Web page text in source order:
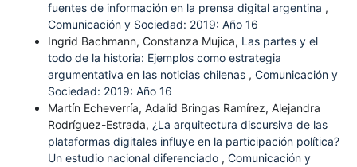
fuentes de información en la prensa digital argentina ,
Comunicación y Sociedad: 2019: Año 16
Ingrid Bachmann, Constanza Mujica, Las partes y el
todo de la historia: Ejemplos como estrategia
argumentativa en las noticias chilenas , Comunicación y
Sociedad: 2019: Año 16
Martín Echeverría, Adalid Bringas Ramírez, Alejandra
Rodríguez-Estrada, ¿La arquitectura discursiva de las
plataformas digitales influye en la participación política?
Un estudio nacional diferenciado , Comunicación y